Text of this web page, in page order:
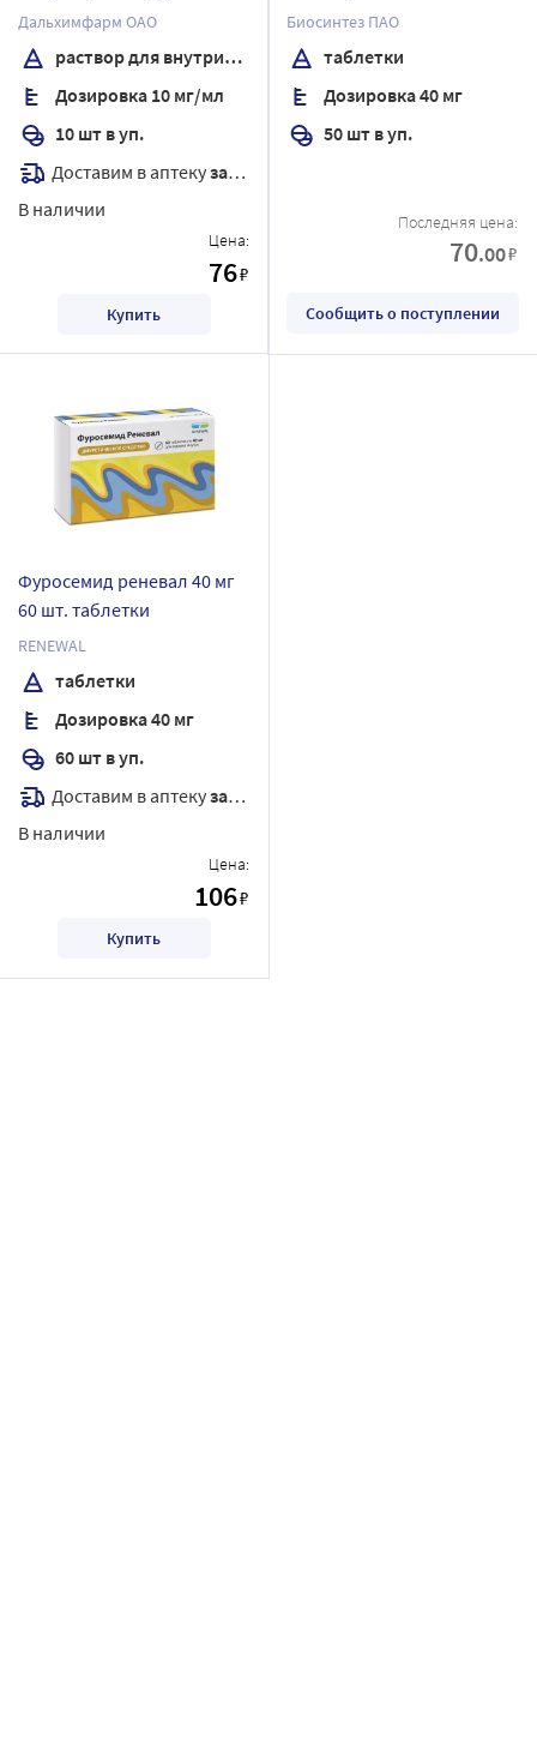
внутривенного и
внутримышечного
введения 2 мл
Дальхимфарм ОАО
раствор для внутривенного и внутримышечного введения
Дозировка 10 мг/мл
10 шт в уп.
Доставим в аптекузавтра
В наличии
Цена:
76₽
Купить
Биосинтез ПАО
таблетки
Дозировка 40 мг
50 шт в уп.
Последняя цена:
70.00₽
Сообщить о поступлении
Фуросемид реневал 40 мг
60 шт. таблетки
RENEWAL
таблетки
Дозировка 40 мг
60 шт в уп.
Доставим в аптекузавтра
В наличии
Цена:
106₽
Купить